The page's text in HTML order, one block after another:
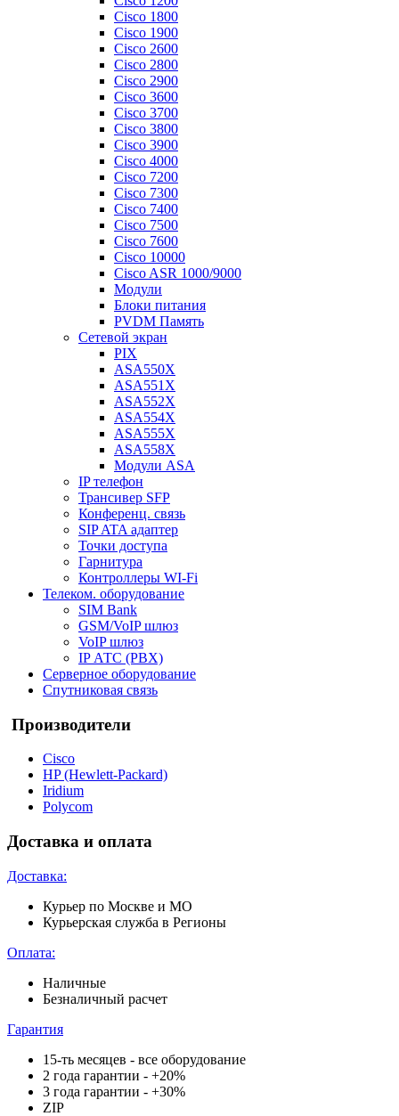
Cisco 1800
Cisco 1900
Cisco 2600
Cisco 2800
Cisco 2900
Cisco 3600
Cisco 3700
Cisco 3800
Cisco 3900
Cisco 4000
Cisco 7200
Cisco 7300
Cisco 7400
Cisco 7500
Cisco 7600
Cisco 10000
Cisco ASR 1000/9000
Модули
Блоки питания
PVDM Память
Сетевой экран
PIX
ASA550X
ASA551X
ASA552X
ASA554X
ASA555X
ASA558X
Модули ASA
IP телефон
Трансивер SFP
Конференц. связь
SIP ATA адаптер
Точки доступа
Гарнитура
Контроллеры WI-Fi
Телеком. оборудование
SIM Bank
GSM/VoIP шлюз
VoIP шлюз
IP АТС (PBX)
Серверное оборудование
Спутниковая связь
Производители
Cisco
HP (Hewlett-Packard)
Iridium
Polycom
Доставка и оплата
Доставка:
Курьер по Москве и МО
Курьерская служба в Регионы
Оплата:
Наличные
Безналичный расчет
Гарантия
15-ть месяцев - все оборудование
2 года гарантии - +20%
3 года гарантии - +30%
ZIP